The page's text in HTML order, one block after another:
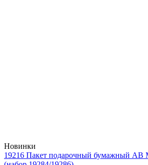
Новинки
19216 Пакет подарочный бумажный AB